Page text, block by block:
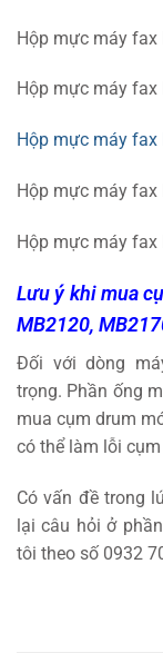
Hộp mực máy fax
Hộp mực máy fax
Hộp mực máy fax
Hộp mực máy fax
Hộp mực máy fax
Lưu ý khi mua
MB2120,
Đối với dòng
trọng. Phần ống
mua cụm drum
có thể làm lỗi
Có vấn đề trong
lại câu hỏi ở
tôi theo số 0932